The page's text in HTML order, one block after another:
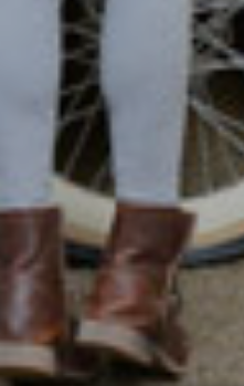
1714 – Vila Romana, São